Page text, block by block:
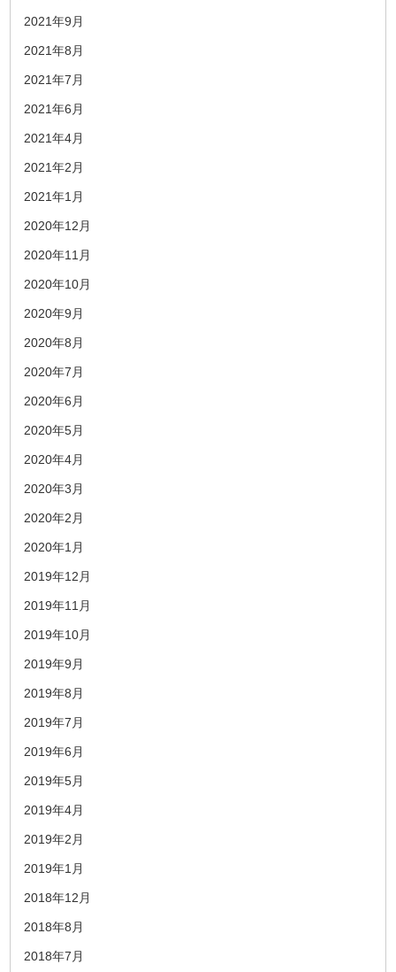
2021年9月
2021年8月
2021年7月
2021年6月
2021年4月
2021年2月
2021年1月
2020年12月
2020年11月
2020年10月
2020年9月
2020年8月
2020年7月
2020年6月
2020年5月
2020年4月
2020年3月
2020年2月
2020年1月
2019年12月
2019年11月
2019年10月
2019年9月
2019年8月
2019年7月
2019年6月
2019年5月
2019年4月
2019年2月
2019年1月
2018年12月
2018年8月
2018年7月